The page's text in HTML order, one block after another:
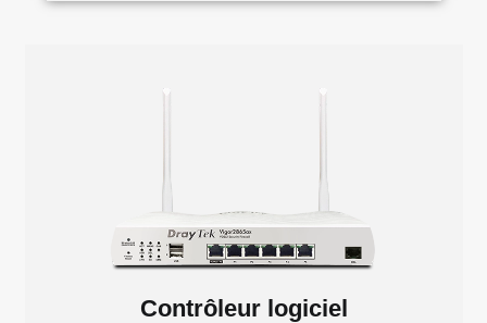
Contrôleur logiciel